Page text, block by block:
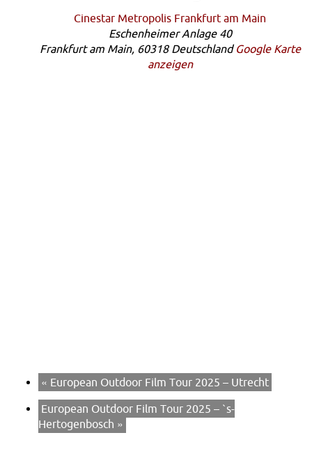
Cinestar Metropolis Frankfurt am Main
Eschenheimer Anlage 40
Frankfurt am Main, 60318 Deutschland Google Karte
anzeigen
« European Outdoor Film Tour 2025 – Utrecht
European Outdoor Film Tour 2025 – `s-
Hertogenbosch »